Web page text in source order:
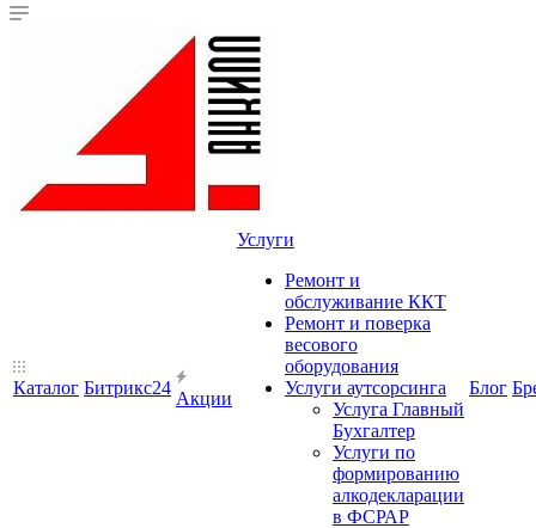
Каталог Битрикс24
Акции
Услуги
Ремонт и
обслуживание ККТ
Ремонт и поверка
весового
оборудования
Услуги аутсорсинга
Услуга Главный
Бухгалтер
Услуги по
формированию
алкодекларации
в ФСРАР
Блог